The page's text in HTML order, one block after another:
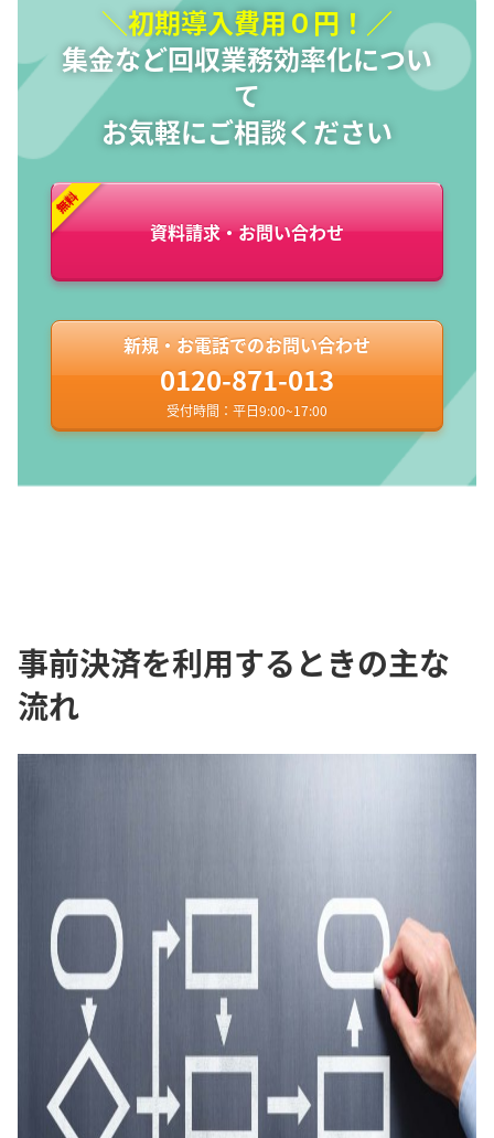
＼初期導入費用０円！／
集金など回収業務効率化につい
て
お気軽にご相談ください
資料請求・お問い合わせ
新規・お電話でのお問い合わせ
0120-871-013
受付時間：平日9:00~17:00
事前決済を利用するときの主な
流れ